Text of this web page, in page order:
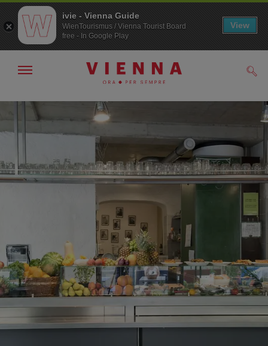
Alla
Al
Mostra/nascondi
ivie - Vienna Guide
WienTourismus / Vienna Tourist Board
free - In Google Play
View